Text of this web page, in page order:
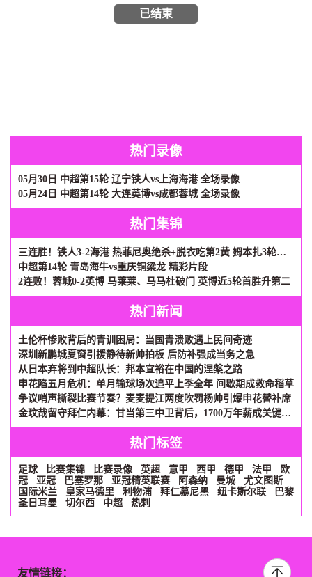
已结束
热门录像
05月30日 中超第15轮 辽宁铁人vs上海海港 全场录像
05月24日 中超第14轮 大连英博vs成都蓉城 全场录像
热门集锦
三连胜！铁人3-2海港 热菲尼奥绝杀+脱衣吃第2黄 姆本扎3轮轰6球
中超第14轮 青岛海牛vs重庆铜梁龙 精彩片段
2连败！蓉城0-2英博 马莱莱、马马杜破门 英博近5轮首胜升第二
热门新闻
土伦杯惨败背后的青训困局：当国青溃败遇上民间奇迹
深圳新鹏城夏窗引援静待新帅拍板 后防补强成当务之急
从日本弃将到中超队长：邦本宜裕在中国的涅槃之路
申花陷五月危机：单月输球场次追平上季全年 间歇期成救命稻草
争议哨声撕裂比赛节奏？麦麦提江两度吹罚杨帅引爆申花替补席
金玟哉留守拜仁内幕：甘当第三中卫背后，1700万年薪成关键砝码
热门标签
足球 比赛集锦 比赛录像 英超 意甲 西甲 德甲 法甲
欧
冠
亚冠 巴塞罗那 亚冠精英联赛 阿森纳 曼城
尤文图斯
国际米兰
皇家马德里 利物浦 拜仁慕尼黑 纽卡斯尔联
巴黎
圣日耳曼
切尔西 中超 热刺
友情链接：